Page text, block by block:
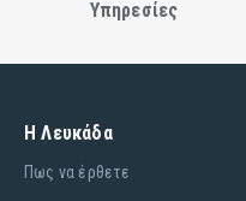
Υπηρεσίες
Η Λευκάδα
Πως να έρθετε